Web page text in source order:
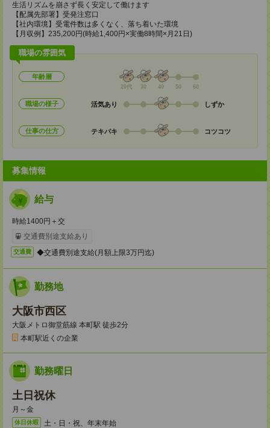
生活リズムを崩さず長く安定して働けます
【配属先部署】受発注窓口
【社内環境】受電件数は多くなく、落ち着いた環境
【月収例】235,200円(時給1,400円×実働8時間×月21日)
職場の雰囲気
年齢層
20代 30 40 50 60
職場の様子 活気あり しずか
仕事の仕方 テキパキ コツコツ
募集情報
給与
時給1400円＋交
交通費別途支給あり
交通費 ◆交通費別途支給(月額上限3万円迄)
勤務地
大阪市西区
大阪メトロ御堂筋線 本町駅 徒歩2分
本町駅近くの企業
勤務曜日
土日祝休
月～金
休日休暇 土・日・祝、年末年始